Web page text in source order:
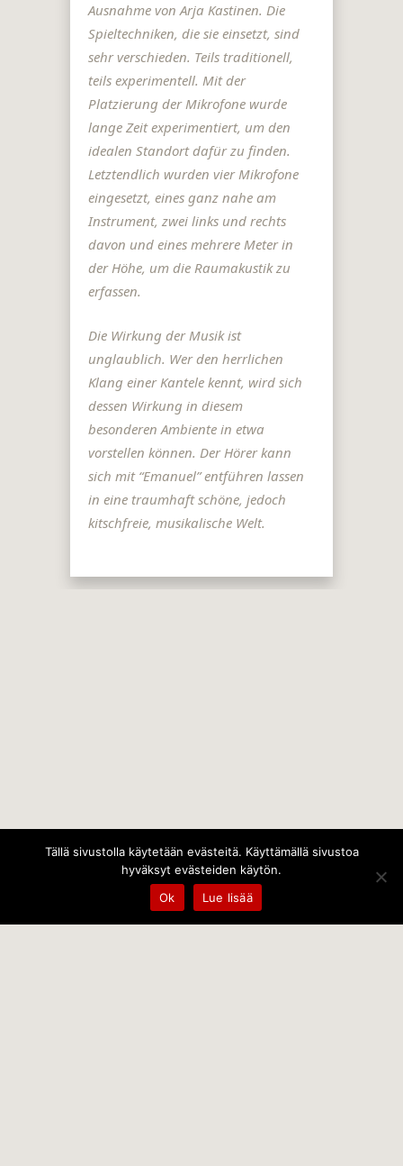
Ausnahme von Arja Kastinen. Die
Spieltechniken, die sie einsetzt, sind
sehr verschieden. Teils traditionell,
teils experimentell. Mit der
Platzierung der Mikrofone wurde
lange Zeit experimentiert, um den
idealen Standort dafür zu finden.
Letztendlich wurden vier Mikrofone
eingesetzt, eines ganz nahe am
Instrument, zwei links und rechts
davon und eines mehrere Meter in
der Höhe, um die Raumakustik zu
erfassen.
Die Wirkung der Musik ist
unglaublich. Wer den herrlichen
Klang einer Kantele kennt, wird sich
dessen Wirkung in diesem
besonderen Ambiente in etwa
vorstellen können. Der Hörer kann
sich mit “Emanuel” entführen lassen
in eine traumhaft schöne, jedoch
kitschfreie, musikalische Welt.
Tällä sivustolla käytetään evästeitä. Käyttämällä sivustoa
hyväksyt evästeiden käytön.
Ok
Lue lisää